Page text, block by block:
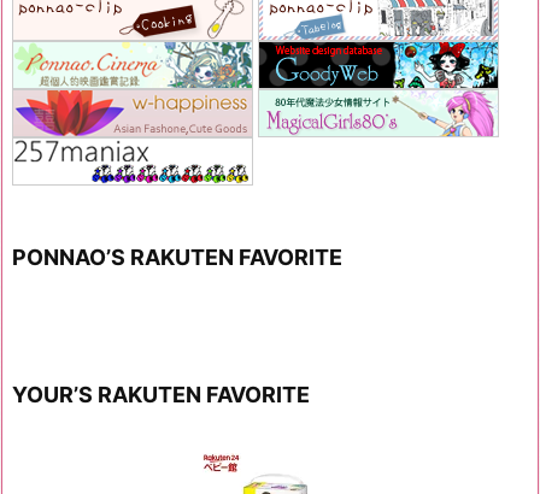
PONNAO’S RAKUTEN FAVORITE
YOUR’S RAKUTEN FAVORITE